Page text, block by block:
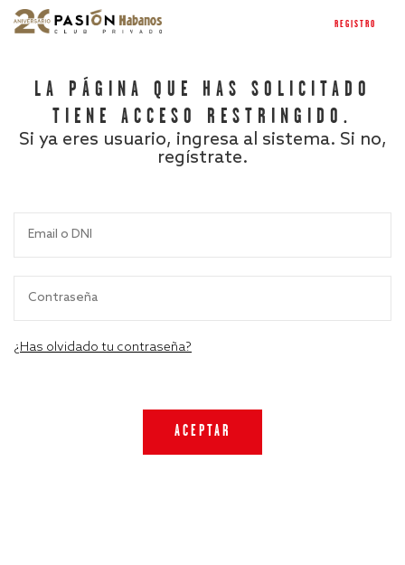
REGISTRO
LA PÁGINA QUE HAS SOLICITADO
TIENE ACCESO RESTRINGIDO.
Si ya eres usuario, ingresa al sistema. Si no,
regístrate.
¿Has olvidado tu contraseña?